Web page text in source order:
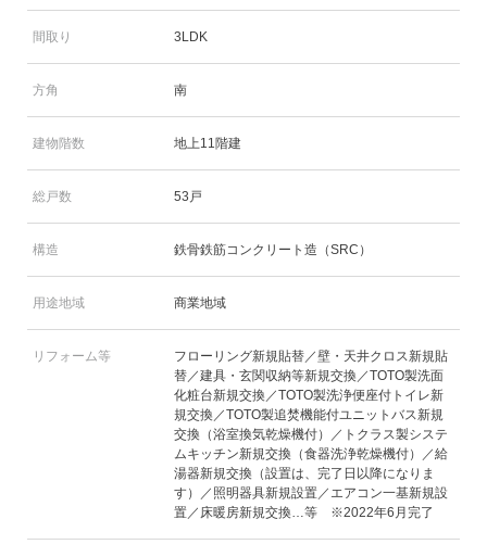
間取り 3LDK
方角 南
建物階数 地上11階建
総戸数 53戸
構造 鉄骨鉄筋コンクリート造（SRC）
用途地域 商業地域
リフォーム等
フローリング新規貼替／壁・天井クロス新規貼
替／建具・玄関収納等新規交換／TOTO製洗面
化粧台新規交換／TOTO製洗浄便座付トイレ新
規交換／TOTO製追焚機能付ユニットバス新規
交換（浴室換気乾燥機付）／トクラス製システ
ムキッチン新規交換（食器洗浄乾燥機付）／給
湯器新規交換（設置は、完了日以降になりま
す）／照明器具新規設置／エアコン一基新規設
置／床暖房新規交換…等 ※2022年6月完了